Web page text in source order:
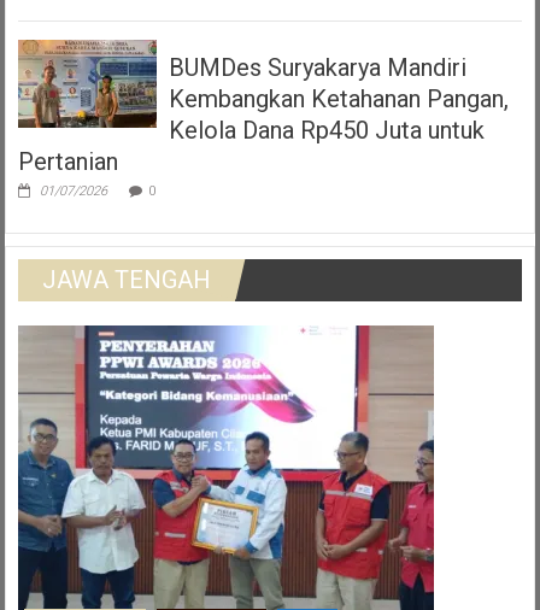
BUMDes Suryakarya Mandiri
Kembangkan Ketahanan Pangan,
Kelola Dana Rp450 Juta untuk
Pertanian
01/07/2026 0
JAWA TENGAH